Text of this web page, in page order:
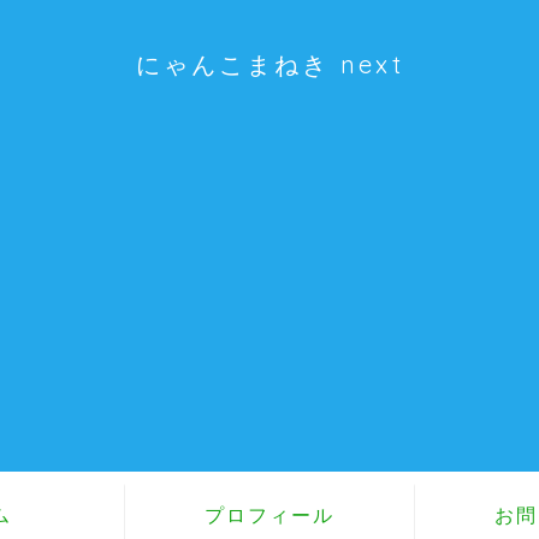
にゃんこまねき next
プロフィール お